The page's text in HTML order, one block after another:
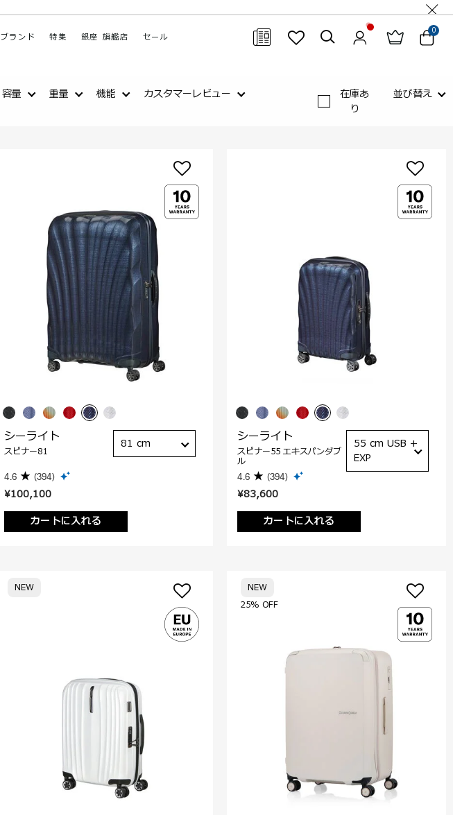
ブランド 特集 銀座 旗艦店 セール
0
閉じる
容量 重量 機能 カスタマーレビュー
在庫あ
り
並び替え
¥100,100
カートに入れる
シーライト
スピナー81
4.6 (394)
81 cm
¥83,600
カートに入れる
シーライト
スピナー55 エキスパンダブ
ル
4.6 (394)
55 cm USB +
EXP
NEW
25% OFF
NEW